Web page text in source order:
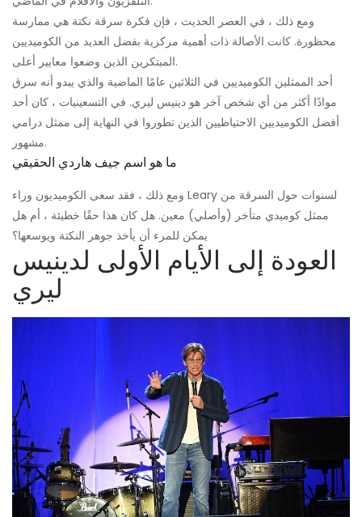
ومع ذلك ، في العصر الحديث ، فإن فكرة سرقة نكتة هي ممارسة
محظورة. كانت الأصالة ذات أهمية مركزية بفضل العديد من الكوميديين
المبتكرين الذين وضعوا معايير أعلى.
أحد الممثلين الكوميديين في الثلاثين عامًا الماضية والذي يبدو أنه سرق
موادًا أكثر من أي شخص آخر هو دينيس ليري. في التسعينيات ، كان أحد
أفضل الكوميديين الاحتياطيين الذين تطوروا في النهاية إلى ممثل درامي
مشهور.
ما هو اسم جيف هاردي الحقيقي
ومع ذلك ، فقد سعى الكوميديون وراء Leary لسنوات حول السرقة من
ممثل كوميدي متأخر (وأصلي) معين. هل كان هذا حقًا خطيئة ، أم هل
يمكن للمرء أن يأخذ جوهر النكتة ويوسعها؟
العودة إلى الأيام الأولى لدينيس
ليري